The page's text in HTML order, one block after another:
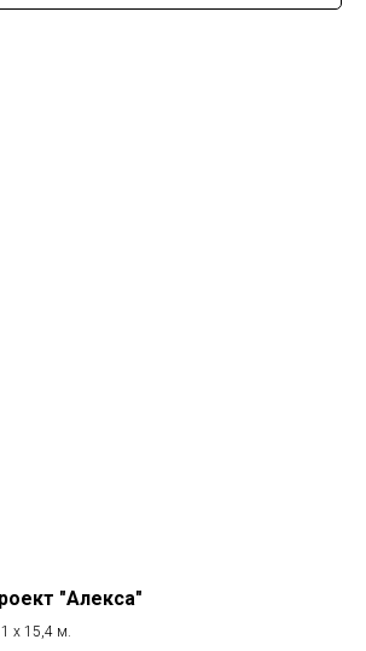
"Алекса"
х 15,4 м.